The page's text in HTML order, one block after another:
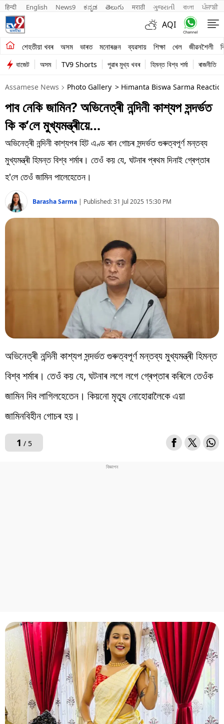
हिन्दी English News9 ಕನ್ನಡ తెలుగు मराठी ગુજરાતી বাংলা ਪੰਜਾਬੀ
AQI
শেহতীয়া খবৰ অসম ভাৰত মনোৰঞ্জন ব্যৱসায় শিক্ষা খেল জীৱনশৈলী
শেহতীয়া খবৰ
অসম
ভাৰত
মনোৰঞ্জন
ব্যৱসায়
শিক্ষা
খেল
জীৱনশৈলী
বিশ্ব
বাজেট অসম TV9 Shorts পুৱাৰ মুখ্য খবৰ হিমন্ত বিশ্ব শৰ্মা ৰাজনীতি
Assamese News Photo Gallery > Himanta Biswa Sarma
পাব নেকি জামিন? অভিনেত্ৰী নন্দিনী কাশ্যপ সন্দৰ্ভত
কি ক’লে মুখ্যমন্ত্ৰীয়ে…
অভিনেত্ৰী নন্দিনী কাশ্যপৰ হিট এণ্ড ৰান গোচৰ সন্দৰ্ভত গুৰুত্বপূৰ্ণ মন্তব্য
মুখ্যমন্ত্ৰী হিমন্ত বিশ্ব শৰ্মাৰ। তেওঁ কয় যে, ঘটনাৰ প্ৰথম দিনাই গ্ৰেপ্তাৰ
হ'লে তেওঁ জামিন পালেহেতেন।
Barasha Sarma | Published:31 Jul 2025 15:30 PM
অভিনেত্ৰী নন্দিনী কাশ্যপ সন্দৰ্ভত গুৰুত্বপূৰ্ণ মন্তব্য মুখ্যমন্ত্ৰী হিমন্ত
বিশ্ব শৰ্মাৰ। তেওঁ কয় যে, ঘটনাৰ লগে লগে গ্ৰেপ্তাৰ কৰিলে তেওঁক
জামিন দিব লাগিলহেতেন। কিয়নো মৃত্যু নোহোৱালৈকে এয়া
জামিনবিহীন গোচৰ হয়।
1 / 5